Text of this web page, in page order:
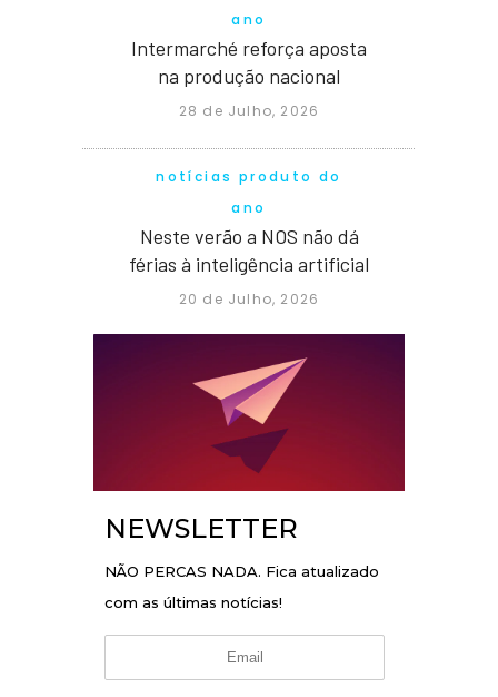
ano
Intermarché reforça aposta
na produção nacional
28 de Julho, 2026
notícias produto do
ano
Neste verão a NOS não dá
férias à inteligência artificial
20 de Julho, 2026
NEWSLETTER
NÃO PERCAS NADA. Fica atualizado
com as últimas notícias!